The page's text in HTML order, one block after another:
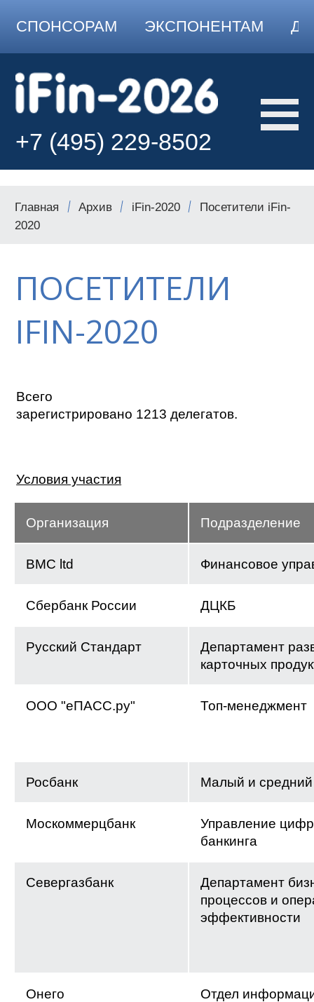
СПОНСОРАМ ЭКСПОНЕНТАМ
+7 (495) 229-8502
Главная Архив iFin-2020
Посетители iFin-
2020
ПОСЕТИТЕЛИ
IFIN-2020
Всего
зарегистрировано 1213 делегатов.
Условия участия
Организация Подразделение
BMC ltd Финансовое
Сбербанк России ДЦКБ
Русский Стандарт
Департамент
карточных
ООО "еПАСС.ру" Топ-менеджмент
Росбанк Малый и средний
Москоммерцбанк
Управление
банкинга
Севергазбанк
Департамент
процессов и
эффективности
Онего
Отдел